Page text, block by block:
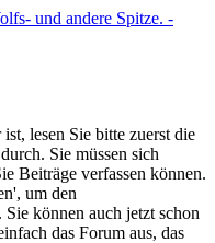
lesen Sie bitte zuerst die
durch. Sie müssen sich
Beiträge verfassen können.
um den
Sie können auch jetzt schon
das Forum aus, das